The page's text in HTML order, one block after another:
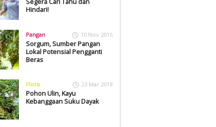
Hindari!
Pangan 10 Nov 2015
Sorgum, Sumber Pangan
Lokal Potensial Pengganti
Beras
Flora 23 Mar 2018
Pohon Ulin, Kayu
Kebanggaan Suku Dayak